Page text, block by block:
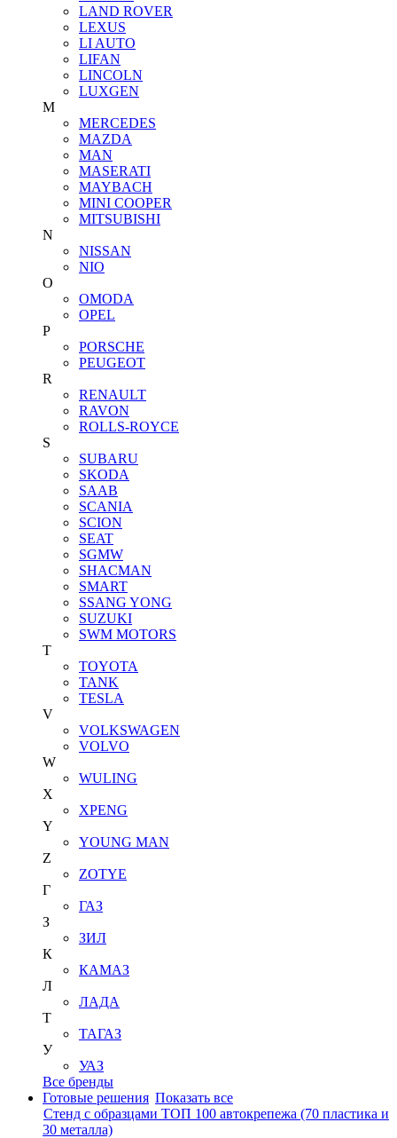
LAND ROVER
LEXUS
LI AUTO
LIFAN
LINCOLN
LUXGEN
M
MERCEDES
MAZDA
MAN
MASERATI
MAYBACH
MINI COOPER
MITSUBISHI
N
NISSAN
NIO
O
OMODA
OPEL
P
PORSCHE
PEUGEOT
R
RENAULT
RAVON
ROLLS-ROYCE
S
SUBARU
SKODA
SAAB
SCANIA
SCION
SEAT
SGMW
SHACMAN
SMART
SSANG YONG
SUZUKI
SWM MOTORS
T
TOYOTA
TANK
TESLA
V
VOLKSWAGEN
VOLVO
W
WULING
X
XPENG
Y
YOUNG MAN
Z
ZOTYE
Г
ГАЗ
З
ЗИЛ
К
КАМАЗ
Л
ЛАДА
Т
ТАГАЗ
У
УАЗ
Все бренды
Готовые решения Показать все
Стенд с образцами ТОП 100 автокрепежа (70 пластика и
30 металла)